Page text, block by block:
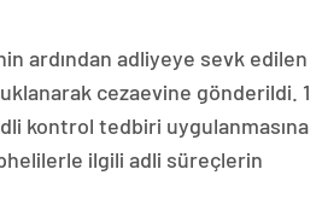
ardından adliyeye sevk edilen
cezaevine gönderildi. 1
kontrol tedbiri uygulanmasına
ilgili adli süreçlerin